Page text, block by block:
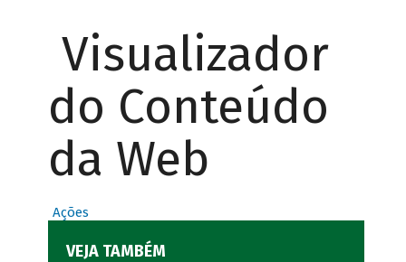
Visualizador
do Conteúdo
da Web
Ações
VEJA TAMBÉM